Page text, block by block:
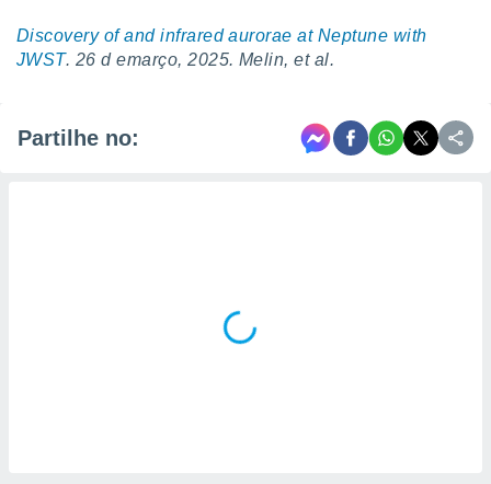
Discovery of and infrared aurorae at Neptune with
JWST. 26 d emarço, 2025. Melin, et al.
Partilhe no: